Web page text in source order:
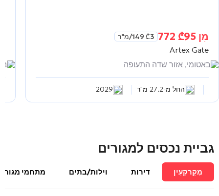
מִן ₾95 772
₾3 149 /מ"ר
Artex Gate
באטומי, אזור שדה התעופה
החל מ-27.2 מ"ר 2029
גביית נכסים למגורים
מְקַרקְעִין דירות וילות/בתים מתחמי